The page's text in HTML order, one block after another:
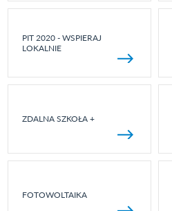
PIT 2020 - WSPIERAJ
LOKALNIE
ZDALNA SZKOŁA +
FOTOWOLTAIKA